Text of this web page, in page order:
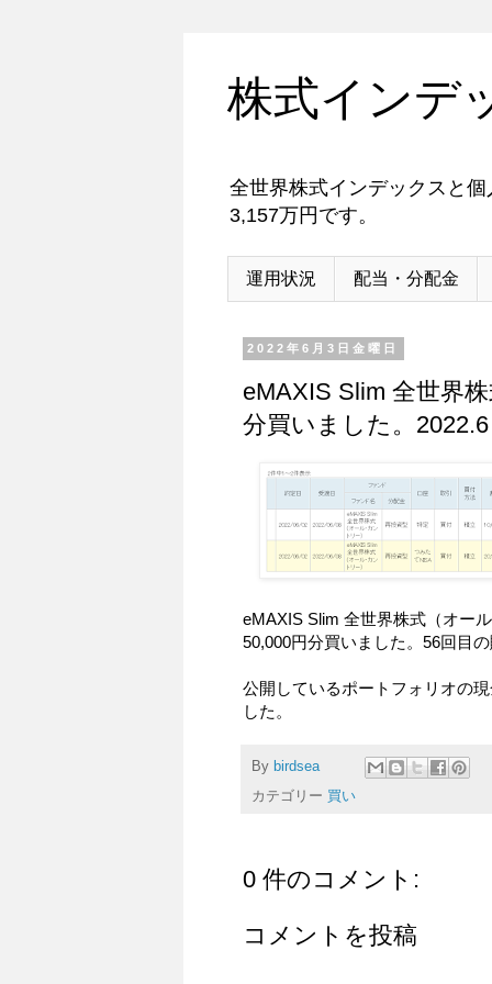
株式インデ
全世界株式インデックスと
3,157万円です。
運用状況 配当・分配金
2022年6月3日金曜日
eMAXIS Slim 全世界
分買いました。2022.6
eMAXIS Slim 全世界株式（オー
50,000円分買いました。56回目
公開しているポートフォリオの
した。
By birdsea
カテゴリー 買い
0 件のコメント:
コメントを投稿